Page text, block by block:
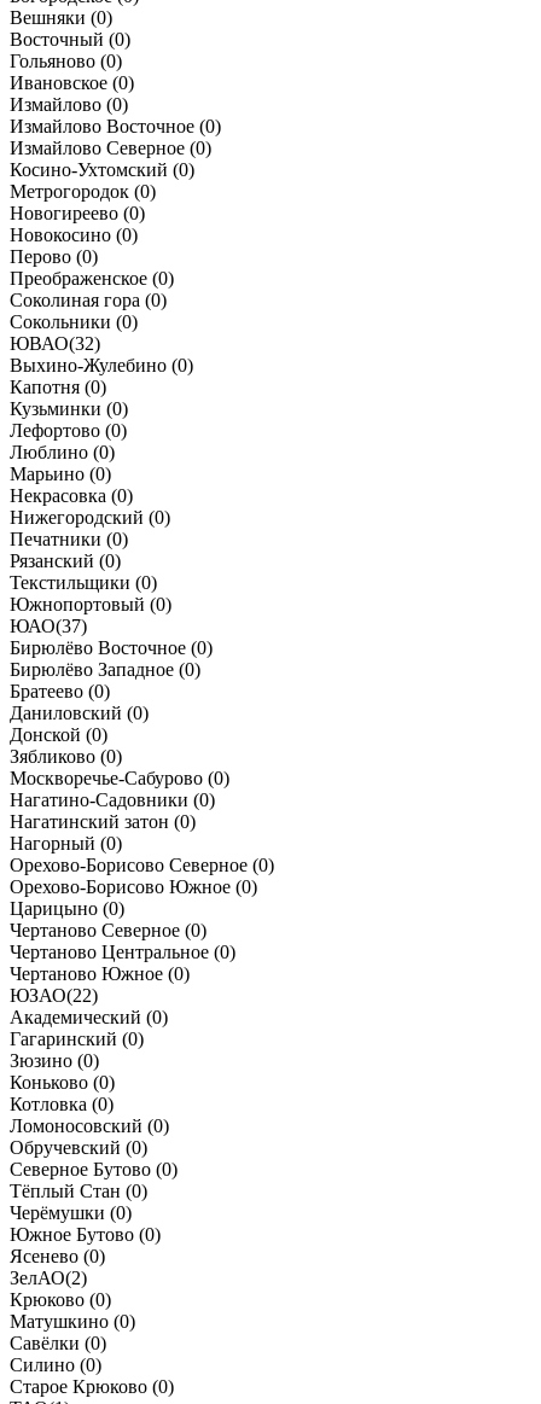
Вешняки (0)
Восточный (0)
Гольяново (0)
Ивановское (0)
Измайлово (0)
Измайлово Восточное (0)
Измайлово Северное (0)
Косино-Ухтомский (0)
Метрогородок (0)
Новогиреево (0)
Новокосино (0)
Перово (0)
Преображенское (0)
Соколиная гора (0)
Сокольники (0)
ЮВАО(32)
Выхино-Жулебино (0)
Капотня (0)
Кузьминки (0)
Лефортово (0)
Люблино (0)
Марьино (0)
Некрасовка (0)
Нижегородский (0)
Печатники (0)
Рязанский (0)
Текстильщики (0)
Южнопортовый (0)
ЮАО(37)
Бирюлёво Восточное (0)
Бирюлёво Западное (0)
Братеево (0)
Даниловский (0)
Донской (0)
Зябликово (0)
Москворечье-Сабурово (0)
Нагатино-Садовники (0)
Нагатинский затон (0)
Нагорный (0)
Орехово-Борисово Северное (0)
Орехово-Борисово Южное (0)
Царицыно (0)
Чертаново Северное (0)
Чертаново Центральное (0)
Чертаново Южное (0)
ЮЗАО(22)
Академический (0)
Гагаринский (0)
Зюзино (0)
Коньково (0)
Котловка (0)
Ломоносовский (0)
Обручевский (0)
Северное Бутово (0)
Тёплый Стан (0)
Черёмушки (0)
Южное Бутово (0)
Ясенево (0)
ЗелАО(2)
Крюково (0)
Матушкино (0)
Савёлки (0)
Силино (0)
Старое Крюково (0)